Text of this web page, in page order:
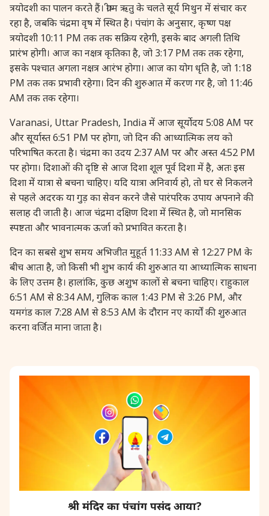
त्रयोदशी का पालन करते हैं। ग्रीष्म ऋतु के चलते सूर्य मिथुन में संचार कर
रहा है, जबकि चंद्रमा वृष में स्थित है। पंचांग के अनुसार, कृष्ण पक्ष
त्रयोदशी 10:11 PM तक तक सक्रिय रहेगी, इसके बाद अगली तिथि
प्रारंभ होगी। आज का नक्षत्र कृतिका है, जो 3:17 PM तक तक रहेगा,
इसके पश्चात अगला नक्षत्र आरंभ होगा। आज का योग धृति है, जो 1:18
PM तक तक प्रभावी रहेगा। दिन की शुरुआत में करण गर है, जो 11:46
AM तक तक रहेगा।
Varanasi, Uttar Pradesh, India में आज सूर्योदय 5:08 AM पर
और सूर्यास्त 6:51 PM पर होगा, जो दिन की आध्यात्मिक लय को
परिभाषित करता है। चंद्रमा का उदय 2:37 AM पर और अस्त 4:52 PM
पर होगा। दिशाओं की दृष्टि से आज दिशा शूल पूर्व दिशा में है, अतः इस
दिशा में यात्रा से बचना चाहिए। यदि यात्रा अनिवार्य हो, तो घर से निकलने
से पहले अदरक या गुड़ का सेवन करने जैसे पारंपरिक उपाय अपनाने की
सलाह दी जाती है। आज चंद्रमा दक्षिण दिशा में स्थित है, जो मानसिक
स्पष्टता और भावनात्मक ऊर्जा को प्रभावित करता है।
दिन का सबसे शुभ समय अभिजीत मुहूर्त 11:33 AM से 12:27 PM के
बीच आता है, जो किसी भी शुभ कार्य की शुरुआत या आध्यात्मिक साधना
के लिए उत्तम है। हालांकि, कुछ अशुभ कालों से बचना चाहिए। राहुकाल
6:51 AM से 8:34 AM, गुलिक काल 1:43 PM से 3:26 PM, और
यमगंड काल 7:28 AM से 8:53 AM के दौरान नए कार्यों की शुरुआत
करना वर्जित माना जाता है।
श्री मंदिर का पंचांग पसंद आया?